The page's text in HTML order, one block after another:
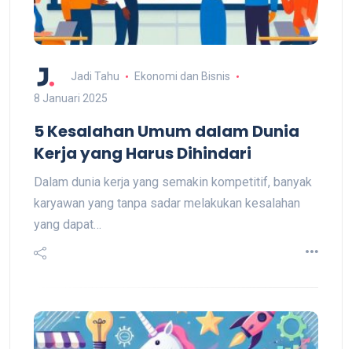
Jadi Tahu
Ekonomi dan Bisnis
8 Januari 2025
5 Kesalahan Umum dalam Dunia
Kerja yang Harus Dihindari
Dalam dunia kerja yang semakin kompetitif, banyak
karyawan yang tanpa sadar melakukan kesalahan
yang dapat…